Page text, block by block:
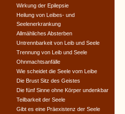
Wirkung der Epilepsie
Heilung von Leibes- und
Seelenerkrankung
Allmähliches Absterben
Untrennbarkeit von Leib und Seele
Trennung von Leib und Seele
Ohnmachtsanfälle
Wie scheidet die Seele vom Leibe
Die Brust Sitz des Geistes
Die fünf Sinne ohne Körper undenkbar
Teilbarkeit der Seele
Gibt es eine Präexistenz der Seele